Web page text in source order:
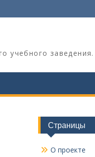
учебного заведения.
Страницы
О проекте